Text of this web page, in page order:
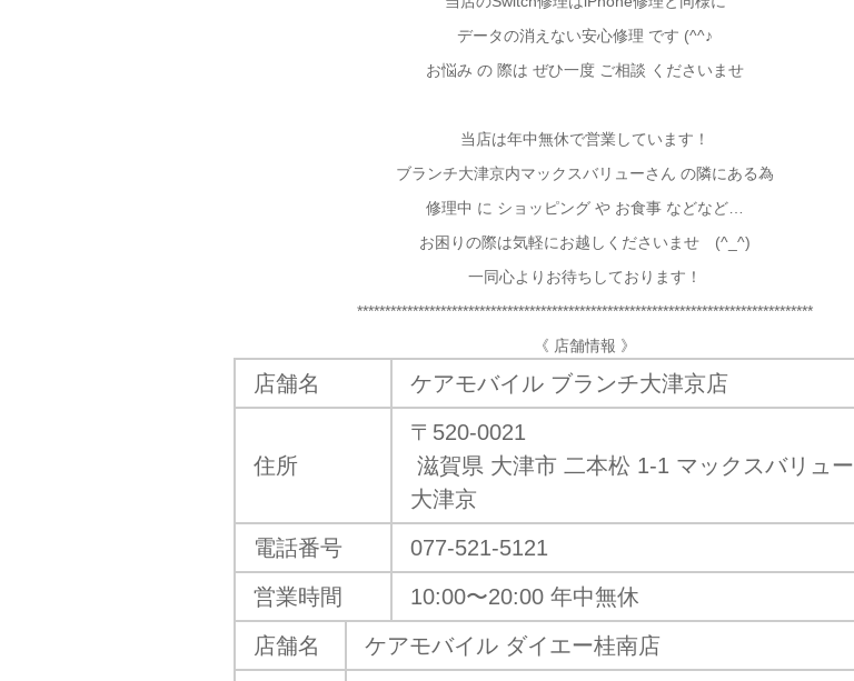
データの消えない安心修理 です (^^♪
お悩み の 際は ぜひ一度 ご相談 くださいませ
当店は年中無休で営業しています！
ブランチ大津京内マックスバリューさん の隣にある為
修理中 に ショッピング や お食事 などなど…
お困りの際は気軽にお越しくださいませ (^_^)
一同心よりお待ちしております！
**********************************************************************************
《 店舗情報 》
店舗名 ケアモバイル ブランチ大津京店
住所
〒520-0021
滋賀県 大津市 二本松 1-1 マックスバリュー
大津京
電話番号
077-521-5121
営業時間
10:00〜20:00 年中無休
店舗名
ケアモバイル ダイエー桂南店